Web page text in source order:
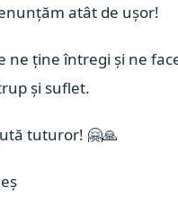
atât de ușor!
ne ține întregi și ne
și suflet.
tuturor! 🤗🙏